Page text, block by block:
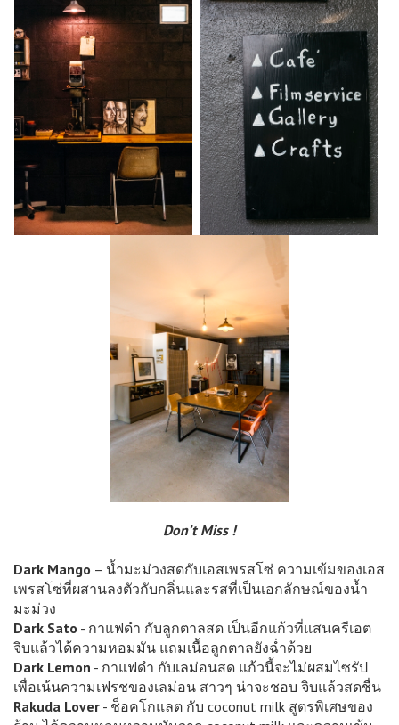
Don’t Miss !
Dark Mango – น้ำมะม่วงสดกับเอสเพรสโซ่ ความเข้มของเอส
เพรสโซ่ที่ผสานลงตัวกับกลิ่นและรสที่เป็นเอกลักษณ์ของน้ำ
มะม่วง
Dark Sato - กาแฟดำ กับลูกตาลสด เป็นอีกแก้วที่แสนครีเอต
จิบแล้วได้ความหอมมัน แถมเนื้อลูกตาลยังฉ่ำด้วย
Dark Lemon - กาแฟดำ กับเลม่อนสด แก้วนี้จะไม่ผสมไซรัป
เพื่อเน้นความเฟรชของเลม่อน สาวๆ น่าจะชอบ จิบแล้วสดชื่น
Rakuda Lover - ช็อคโกแลต กับ coconut milk สูตรพิเศษของ